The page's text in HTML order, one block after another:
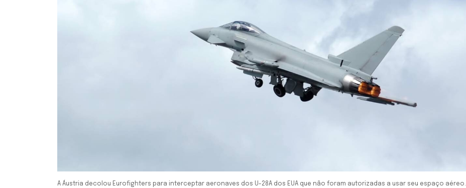
A Áustria decolou Eurofighters para interceptar aeronaves dos U-28A dos EUA que não foram autorizadas a usar seu espaço aéreo.